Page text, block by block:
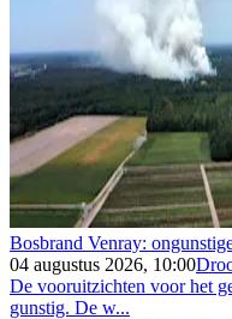
Bosbrand Venray:
04 augustus 2026, 10:00
De vooruitzichten voor het
gunstig. De w...